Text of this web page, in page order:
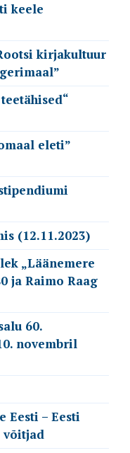
keele
kirjakultuur
eleti”
(12.11.2023)
„Läänemere
ja Raimo Raag
60.
novembril
Eesti – Eesti
võitjad